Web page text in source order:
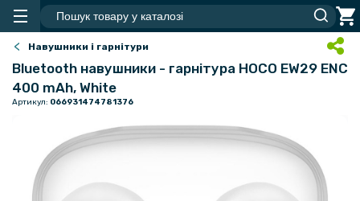
Навушники і гарнітури
Bluetooth навушники - гарнітура HOCO EW29 ENC
400 mAh, White
Артикул: 066931474781376